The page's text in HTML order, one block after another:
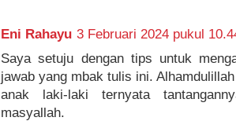
Eni Rahayu 3 Februari 2024 pukul
Saya setuju dengan tips untuk
jawab yang mbak tulis ini.
anak laki-laki ternyata
masyallah.